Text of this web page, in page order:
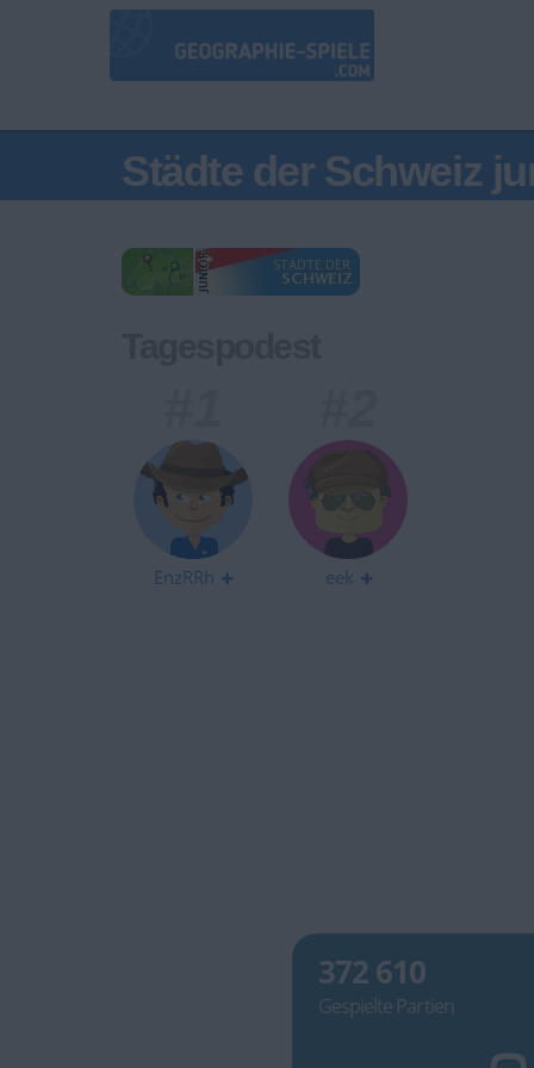
Städte der Schweiz
EnzRRh eek
372 610
Gespielte Partien